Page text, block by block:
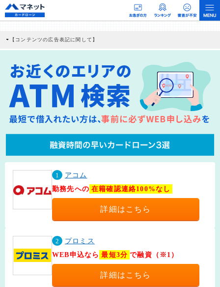
【コンテンツの広告表記に関して】
社に対して企業から紹介報酬が支払われるという収益モデルです。 ただし、特定の
商品を根拠なくPRするものではなく、当編集部の調査／ユーザーへの口コミ収集な
どに基づき、公平性を担保した情報提供を行っています。
>提携企業一覧
1
アコム
勤務先への 在籍確認連絡100%なし
詳細はこちら
2
プロミス
WEB申込なら 最短3分 で融資（※1）
詳細はこちら